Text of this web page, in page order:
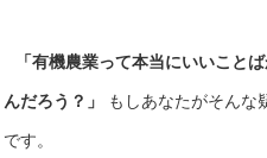
「有機農業って本当にいいこと
んだろう？」 もしあなたがそんな
です。